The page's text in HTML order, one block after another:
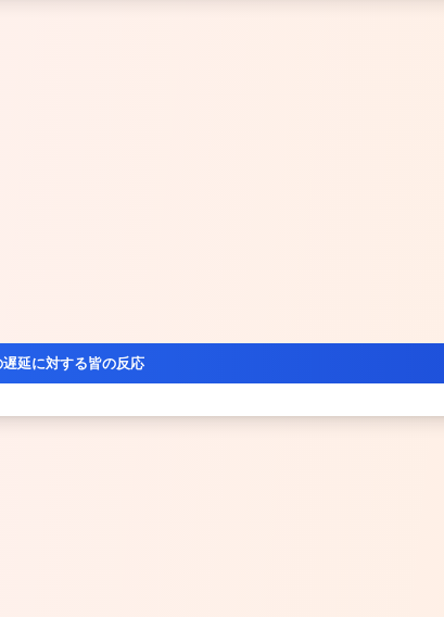
延に対する皆の反応